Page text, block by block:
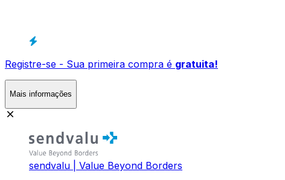
Registre-se - Sua primeira compra é gratuita!
Mais informações
sendvalu | Value Beyond Borders